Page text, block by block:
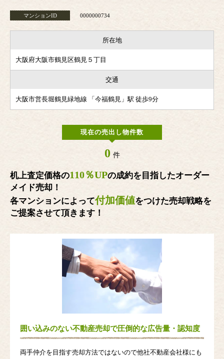
マンションID 0000000734
所在地
大阪府大阪市鶴見区鶴見５丁目
交通
大阪市営長堀鶴見緑地線 「今福鶴見」駅 徒歩9分
現在の売出し物件数
0 件
机上査定価格の110％UPの成約を目指したオーダー
メイド売却！
各マンションによって付加価値をつけた売却戦略を
ご提案させて頂きます！
囲い込みのない不動産売却で圧倒的な広告量・認知度
両手仲介を目指す売却方法ではないので他社不動産会社様にも